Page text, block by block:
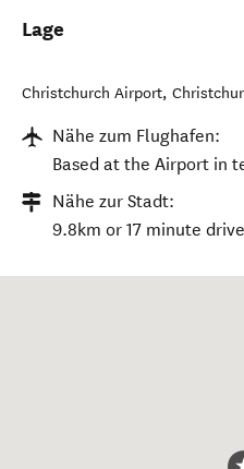
Lage
Christchurch Airport,
Nähe zum Flughafen:
Based at the Airport in
Nähe zur Stadt:
9.8km or 17 minute